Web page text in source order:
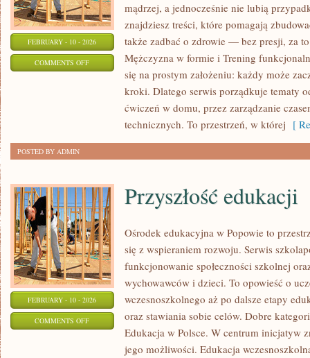
FEBRUARY - 10 - 2026
COMMENTS OFFON
ODCHUDZANIE
mądrzej, a jednocześnie nie lubią
znajdziesz treści, które pomagają
także zadbać o zdrowie — bez presji, za
Mężczyzna w formie i Trening
się na prostym założeniu: każdy może
kroki. Dlatego serwis porządkuje tematy
ćwiczeń w domu, przez zarządzanie
technicznych. To przestrzeń, w której [
POSTED BY ADMIN
FEBRUARY - 10 - 2026
COMMENTS OFFON
PRZYSZŁOŚĆ
Przyszłość edukacji
Ośrodek edukacyjna w Popowie to
się z wspieraniem rozwoju. Serwis
funkcjonowanie społeczności szkolnej
wychowawców i dzieci. To opowieść o
wczesnoszkolnego aż po dalsze etapy
oraz stawiania sobie celów. Dobre
Edukacja w Polsce. W centrum inicjatyw
jego możliwości. Edukacja